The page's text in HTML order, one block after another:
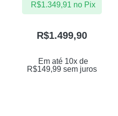
R$1.499,90
Em até 10x de
R$149,99 sem juros
R$1.349,91 no Pix